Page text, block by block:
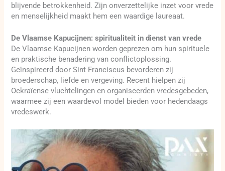
blijvende betrokkenheid. Zijn onverzettelijke inzet voor vrede
en menselijkheid maakt hem een waardige laureaat.
De Vlaamse Kapucijnen: spiritualiteit in dienst van vrede
De Vlaamse Kapucijnen worden geprezen om hun spirituele
en praktische benadering van conflictoplossing.
Geïnspireerd door Sint Franciscus bevorderen zij
broederschap, liefde en vergeving. Recent hielpen zij
Oekraïense vluchtelingen en organiseerden vredesgebeden,
waarmee zij een waardevol model bieden voor hedendaags
vredeswerk.